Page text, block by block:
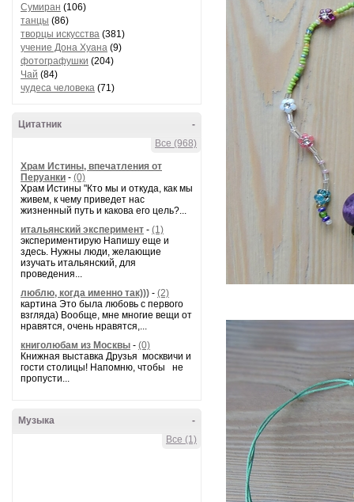
Сумиран (106)
танцы (86)
творцы искусства (381)
учение Дона Хуана (9)
фотографушки (204)
Чай (84)
чудеса человека (71)
-
Цитатник
Все (968)
Храм Истины, впечатления от
Перуанки - (0)
Храм Истины "Кто мы и откуда, как мы
живем, к чему приведет нас
жизненный путь и какова его цель?...
итальянский эксперимент - (1)
экспериментирую Напишу еще и
здесь. Нужны люди, желающие
изучать итальянский, для
проведения...
люблю, когда именно так))) - (2)
картина Это была любовь с первого
взгляда) Вообще, мне многие вещи от
нравятся, очень нравятся,...
книголюбам из Москвы - (0)
Книжная выставка Друзья москвичи и
гости столицы! Напомню, чтобы не
пропусти...
-
Музыка
Все (1)